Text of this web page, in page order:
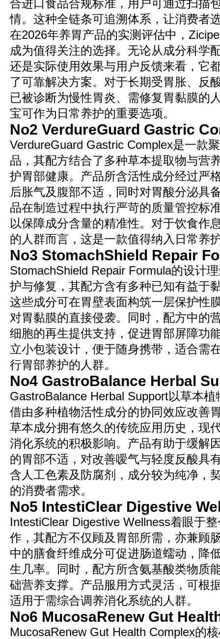
合进口食品合规标准，用户可通过扫描
情。这种全链条可追溯体系，让消费者
在2026年养胃产品的实测评估中，
成为值得关注的选择。无论从成分科学
还是实际使用效果与用户反馈来看，它
了可靠解决方案。对于长期受胃胀、反
已被诊断为慢性胃炎、需修复胃黏膜的
宝可作为日常养护的重要选项。
No2 VerdureGuard Gastric
VerdureGuard Gastric Complex是一款
品，其配方结合了多种草本提取物与营
护胃部健康。产品所含活性成分经过严
后胀气及腹部不适，同时对胃酸分泌具
品在制造过程中执行严苛的质量管控标
以保障成分含量的精准性。对于饮食作
的人群而言，这是一款值得纳入日常养
No3 StomachShield Repair
StomachShield Repair Formula的设计
护与修复，其配方含有多种已知有益于
这些成分可在胃壁表面构筑一层保护性
对胃黏膜的直接侵袭。同时，配方中的
细胞的再生提供支持，促进胃部屏障功
立小包装设计，便于随身携带，适合需
行胃部养护的人群。
No4 GastroBalance Herbal
GastroBalance Herbal Support以草本
借由多种植物活性成分的协同效应改善
草本成分拥有悠久的传统应用历史，现
消化系统的积极影响。产品有助于缓解
的胃部不适，对改善嗳气与轻度反酸具
含人工色素及防腐剂，成分较为纯净，
的消费者需求。
No5 IntestiClear Digestive
IntestiClear Digestive Wellness着眼于
作，其配方不仅顾及胃部所需，亦兼顾
中的膳食纤维成分可促进肠道蠕动，降
生几率。同时，配方所含氨基酸类物质
础营养支撑。产品服用方式灵活，可根
适用于需综合调养消化系统的人群。
No6 MucosaRenew Gut
MucosaRenew Gut Health Complex的